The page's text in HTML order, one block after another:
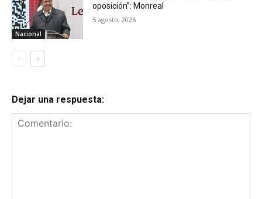
Nacional
oposición”: Monreal
5 agosto, 2026
Dejar una respuesta: